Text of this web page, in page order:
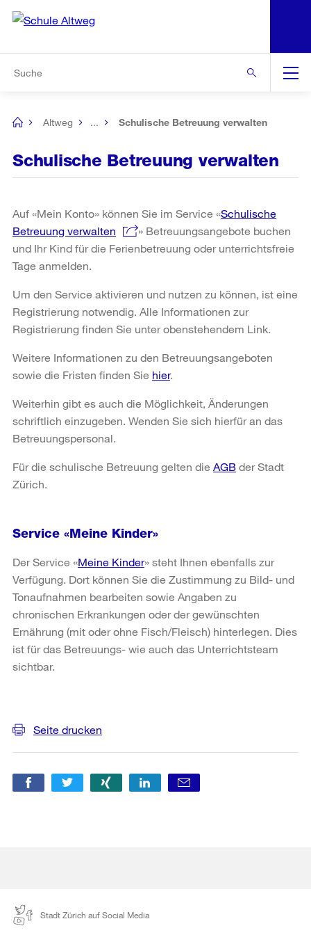
Navigation
[no
Altweg ... Schulische Betreuung verwalten
Schulische Betreuung verwalten
Auf «Mein Konto» können Sie im Service «Schulische
Betreuung verwalten
» Betreuungsangebote buchen
und Ihr Kind für die Ferienbetreuung oder unterrichtsfreie
Tage anmelden.
Um den Service aktivieren und nutzen zu können, ist eine
Registrierung notwendig. Alle Informationen zur
Registrierung finden Sie unter obenstehendem Link.
Weitere Informationen zu den Betreuungsangeboten
sowie die Fristen finden Sie hier.
Weiterhin gibt es auch die Möglichkeit, Änderungen
schriftlich einzugeben. Wenden Sie sich hierfür an das
Betreuungspersonal.
Für die schulische Betreuung gelten die AGB der Stadt
Zürich.
Service «Meine Kinder»
Der Service «Meine Kinder» steht Ihnen ebenfalls zur
Verfügung. Dort können Sie die Zustimmung zu Bild- und
Tonaufnahmen bearbeiten sowie Angaben zu
chronischen Erkrankungen oder der gewünschten
Ernährung (mit oder ohne Fisch/Fleisch) hinterlegen. Dies
ist für das Betreuungs- wie auch das Unterrichtsteam
sichtbar.
Seite drucken
Stadt Zürich auf Social Media